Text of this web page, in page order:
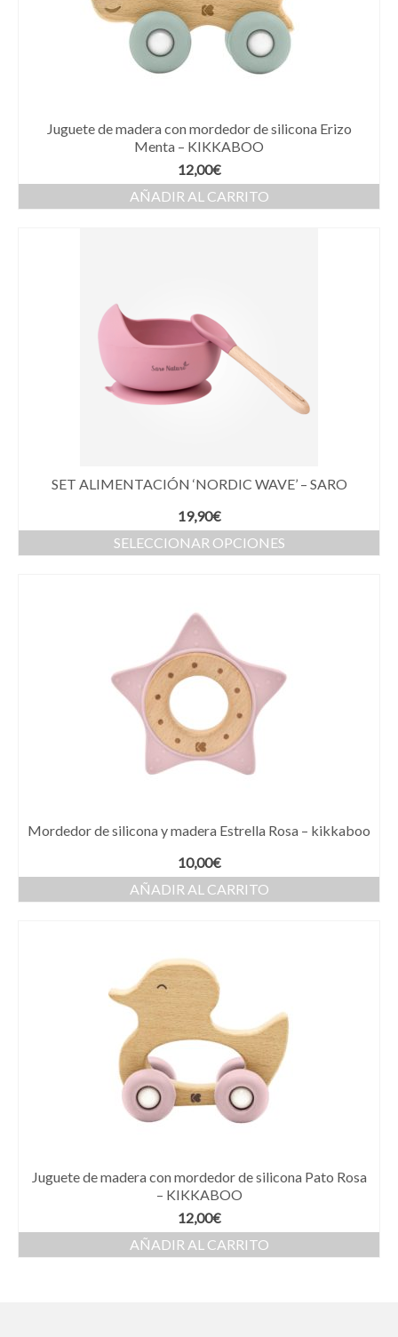
Juguete de madera con mordedor de silicona Erizo
Menta – KIKKABOO
12,00€
AÑADIR AL CARRITO
SET ALIMENTACIÓN ‘NORDIC WAVE’ – SARO
19,90€
SELECCIONAR OPCIONES
Mordedor de silicona y madera Estrella Rosa – kikkaboo
10,00€
AÑADIR AL CARRITO
Juguete de madera con mordedor de silicona Pato Rosa
– KIKKABOO
12,00€
AÑADIR AL CARRITO